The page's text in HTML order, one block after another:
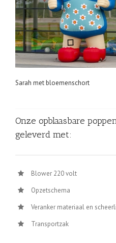
Sarah met bloemenschort
Onze opblaasbare
geleverd met:
Blower 220 volt
Opzetschema
Veranker materiaal en
Transportzak